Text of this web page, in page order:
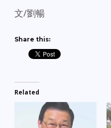
文/劉暢
Share this:
Related